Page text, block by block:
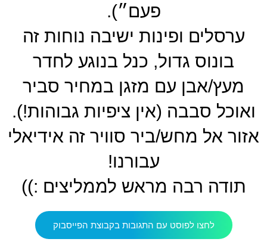
פעם״).
ערסלים ופינות ישיבה נוחות זה
בונוס גדול, כנל בנוגע לחדר
מעץ/אבן עם מזגן במחיר סביר
ואוכל סבבה (אין ציפיות גבוהות!).
אזור אל מחש/ביר סוויר זה אידיאלי
עבורנו!
תודה רבה מראש לממליצים :))
לחצו לפוסט עם התגובות בקבוצת הפייסבוק